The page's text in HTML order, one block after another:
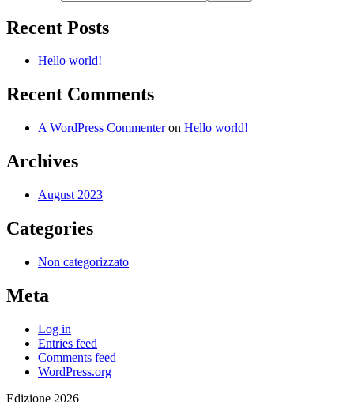
Recent Posts
Hello world!
Recent Comments
A WordPress Commenteron Hello world!
Archives
August 2023
Categories
Non categorizzato
Meta
Log in
Entries feed
Comments feed
WordPress.org
Edizione 2026